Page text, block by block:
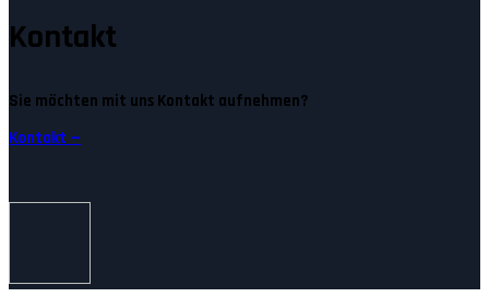
Kontakt
Sie möchten mit uns Kontakt aufnehmen?
Kontakt —